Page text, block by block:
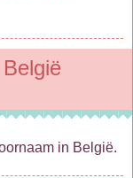
in België.